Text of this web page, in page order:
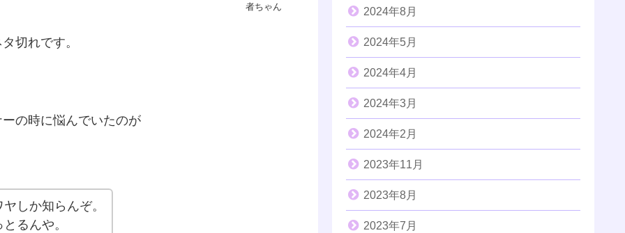
者ちゃん
切れです。
の時に悩んでいたのが
しか知らんぞ。
るんや。
2024年8月
2024年5月
2024年4月
2024年3月
2024年2月
2023年11月
2023年8月
2023年7月